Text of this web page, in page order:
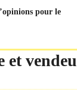
pour le
et